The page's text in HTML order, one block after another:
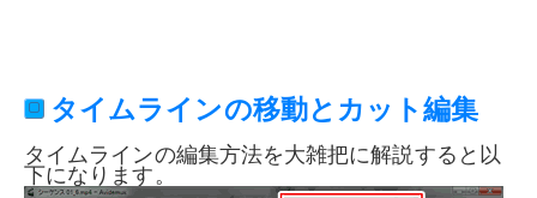
タイムラインの移動とカット編集
タイムラインの編集方法を大雑把に解説すると以
下になります。